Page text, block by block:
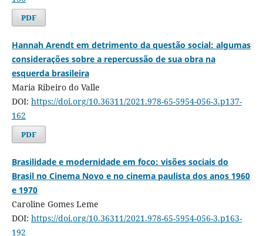
PDF
Hannah Arendt em detrimento da questão social: algumas
considerações sobre a repercussão de sua obra na
esquerda brasileira
Maria Ribeiro do Valle
DOI: https://doi.org/10.36311/2021.978-65-5954-056-3.p137-
162
PDF
Brasilidade e modernidade em foco: visões sociais do
Brasil no Cinema Novo e no cinema paulista dos anos 1960
e 1970
Caroline Gomes Leme
DOI: https://doi.org/10.36311/2021.978-65-5954-056-3.p163-
192